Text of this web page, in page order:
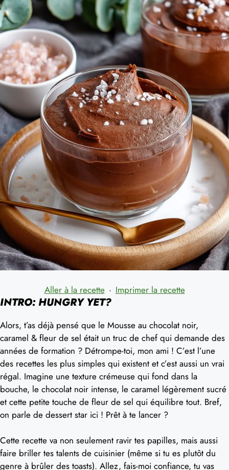
Aller à la recette · Imprimer la recette
INTRO: HUNGRY YET?
Alors, t’as déjà pensé que le Mousse au chocolat noir,
caramel & fleur de sel était un truc de chef qui demande des
années de formation ? Détrompe-toi, mon ami ! C’est l’une
des recettes les plus simples qui existent et c’est aussi un vrai
régal. Imagine une texture crémeuse qui fond dans la
bouche, le chocolat noir intense, le caramel légèrement sucré
et cette petite touche de fleur de sel qui équilibre tout. Bref,
on parle de dessert star ici ! Prêt à te lancer ?
Cette recette va non seulement ravir tes papilles, mais aussi
faire briller tes talents de cuisinier (même si tu es plutôt du
genre à brûler des toasts). Allez, fais-moi confiance, tu vas